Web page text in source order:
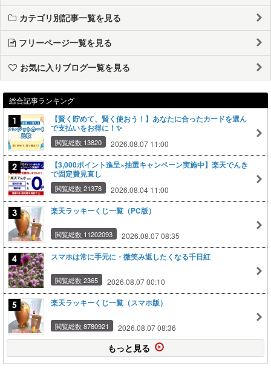
カテゴリ別記事一覧を見る
フリーページ一覧を見る
お気に入りブログ一覧を見る
総合記事ランキング
【賢く貯めて、賢く使おう！】あなたに合ったカードを選ん
で支払いをお得に！✨
閲覧総数 13820 2026.08.07 11:00
【3,000ポイント進呈×抽選キャンペーン実施中】楽天でんき
で固定費見直し
閲覧総数 21378 2026.08.04 11:00
楽天ラッキーくじ一覧（PC版）
閲覧総数 11202093 2026.08.07 08:35
スマホは常に手元に・微笑み返したくなる千日紅
閲覧総数 2365 2026.08.07 00:10
楽天ラッキーくじ一覧（スマホ版）
閲覧総数 8780921 2026.08.07 08:36
もっと見る